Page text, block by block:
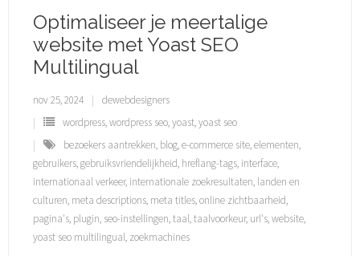
Optimaliseer je meertalige
website met Yoast SEO
Multilingual
nov 25, 2024
dewebdesigners
wordpress,wordpress seo,yoast,yoast seo
bezoekers aantrekken, blog,e-commerce site,elementen,
gebruikers,gebruiksvriendelijkheid, hreflang-tags, interface,
internationaal verkeer, internationale zoekresultaten, landen en
culturen, meta descriptions, meta titles,online zichtbaarheid,
pagina's, plugin, seo-instellingen,taal,taalvoorkeur, url's,website,
yoast seo multilingual, zoekmachines